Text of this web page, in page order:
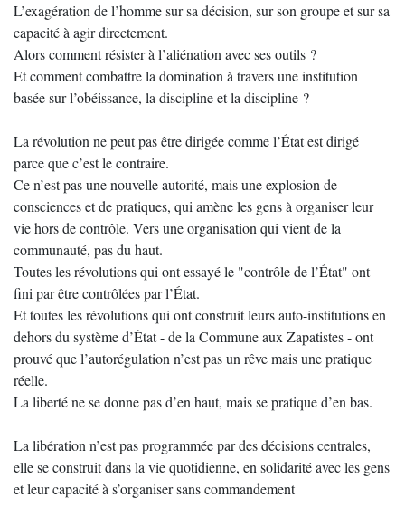
L’exagération de l’homme sur sa décision, sur son groupe et sur sa
capacité à agir directement.
Alors comment résister à l’aliénation avec ses outils ?
Et comment combattre la domination à travers une institution
basée sur l’obéissance, la discipline et la discipline ?
La révolution ne peut pas être dirigée comme l’État est dirigé
parce que c’est le contraire.
Ce n’est pas une nouvelle autorité, mais une explosion de
consciences et de pratiques, qui amène les gens à organiser leur
vie hors de contrôle. Vers une organisation qui vient de la
communauté, pas du haut.
Toutes les révolutions qui ont essayé le "contrôle de l’État" ont
fini par être contrôlées par l’État.
Et toutes les révolutions qui ont construit leurs auto-institutions en
dehors du système d’État - de la Commune aux Zapatistes - ont
prouvé que l’autorégulation n’est pas un rêve mais une pratique
réelle.
La liberté ne se donne pas d’en haut, mais se pratique d’en bas.
La libération n’est pas programmée par des décisions centrales,
elle se construit dans la vie quotidienne, en solidarité avec les gens
et leur capacité à s’organiser sans commandement